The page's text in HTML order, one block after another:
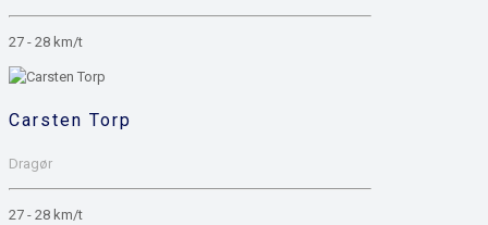
27 - 28 km/t
Carsten Torp
Dragør
27 - 28 km/t